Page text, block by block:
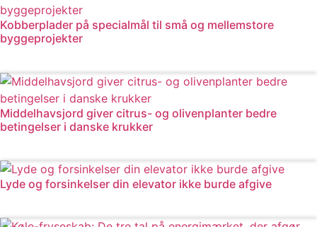
Kobberplader på specialmål til små og mellemstore
byggeprojekter
Middelhavsjord giver citrus- og olivenplanter bedre
betingelser i danske krukker
Lyde og forsinkelser din elevator ikke burde afgive